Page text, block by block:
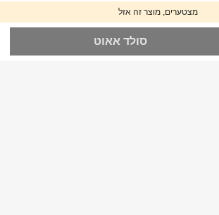
מצטערים, מוצר זה אזל
סולד אאוט